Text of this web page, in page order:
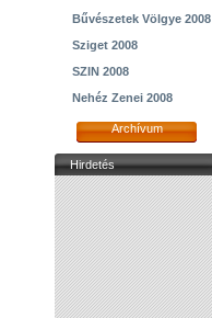
Bűvészetek Völgye 2008
Sziget 2008
SZIN 2008
Nehéz Zenei 2008
Archívum
Hirdetés